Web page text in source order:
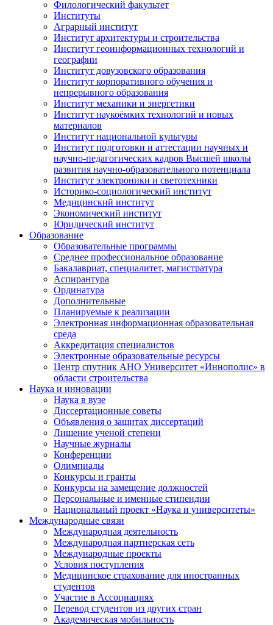
Филологический факультет
Институты
Аграрный институт
Институт архитектуры и строительства
Институт геоинформационных технологий и
географии
Институт довузовского образования
Институт корпоративного обучения и
непрерывного образования
Институт механики и энергетики
Институт наукоёмких технологий и новых
материалов
Институт национальной культуры
Институт подготовки и аттестации научных и
научно-педагогических кадров Высшей школы
развития научно-образовательного потенциала
Институт электроники и светотехники
Историко-социологический институт
Медицинский институт
Экономический институт
Юридический институт
Образование
Образовательные программы
Среднее профессиональное образование
Бакалавриат, специалитет, магистратура
Аспирантура
Ординатура
Дополнительные
Планируемые к реализации
Электронная информационная образовательная
среда
Аккредитация специалистов
Электронные образовательные ресурсы
Центр спутник АНО Университет «Иннополис» в
области строительства
Наука и инновации
Наука в вузе
Диссертационные советы
Объявления о защитах диссертаций
Лишение ученой степени
Научные журналы
Конференции
Олимпиады
Конкурсы и гранты
Конкурсы на замещение должностей
Персональные и именные стипендии
Национальный проект «Наука и университеты»
Международные связи
Международная деятельность
Международная партнерская сеть
Международные проекты
Условия поступления
Медицинское страхование для иностранных
студентов
Участие в Ассоциациях
Перевод студентов из других стран
Академическая мобильность